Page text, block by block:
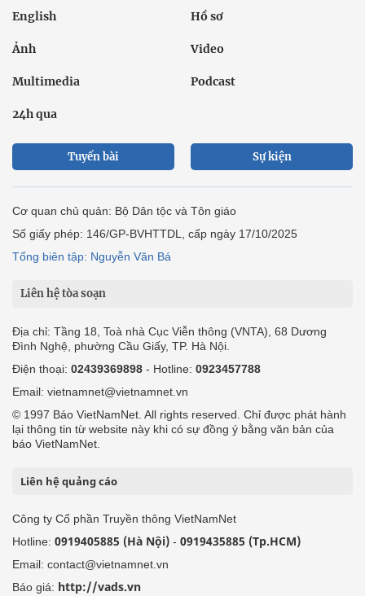
English Hồ sơ
Ảnh Video
Multimedia Podcast
24h qua
Tuyến bài Sự kiện
Cơ quan chủ quản: Bộ Dân tộc và Tôn giáo
Số giấy phép: 146/GP-BVHTTDL, cấp ngày 17/10/2025
Tổng biên tập: Nguyễn Văn Bá
Liên hệ tòa soạn
Địa chỉ: Tầng 18, Toà nhà Cục Viễn thông (VNTA), 68 Dương
Đình Nghệ, phường Cầu Giấy, TP. Hà Nội.
Điện thoại: 02439369898 - Hotline: 0923457788
Email: vietnamnet@vietnamnet.vn
© 1997 Báo VietNamNet. All rights reserved. Chỉ được phát hành
lại thông tin từ website này khi có sự đồng ý bằng văn bản của
báo VietNamNet.
Liên hệ quảng cáo
Công ty Cổ phần Truyền thông VietNamNet
Hotline: 0919405885 (Hà Nội) - 0919435885 (Tp.HCM)
Email: contact@vietnamnet.vn
Báo giá: http://vads.vn